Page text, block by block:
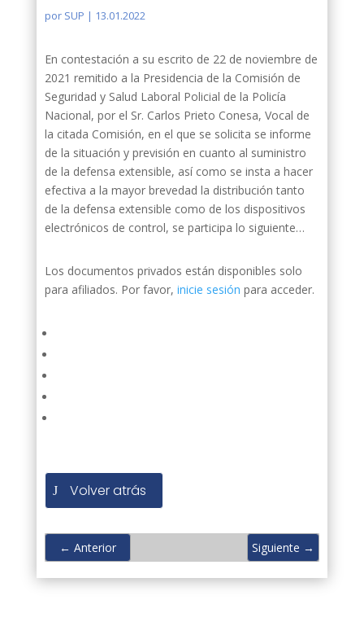
por SUP | 13.01.2022
En contestación a su escrito de 22 de noviembre de
2021 remitido a la Presidencia de la Comisión de
Seguridad y Salud Laboral Policial de la Policía
Nacional, por el Sr. Carlos Prieto Conesa, Vocal de
la citada Comisión, en el que se solicita se informe
de la situación y previsión en cuanto al suministro
de la defensa extensible, así como se insta a hacer
efectiva a la mayor brevedad la distribución tanto
de la defensa extensible como de los dispositivos
electrónicos de control, se participa lo siguiente…
Los documentos privados están disponibles solo
para afiliados. Por favor, inicie sesión para acceder.
Volver atrás
← Anterior Siguiente →